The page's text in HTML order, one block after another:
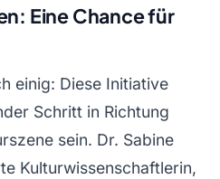
Eine Chance für
einig: Diese Initiative
Schritt in Richtung
sein. Dr. Sabine
Kulturwissenschaftlerin,